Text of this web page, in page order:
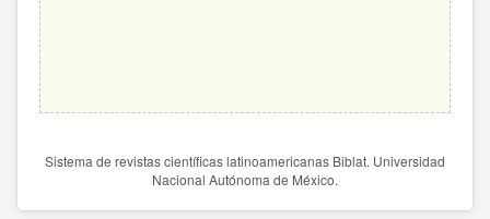
Sistema de revistas científicas latinoamericanas Biblat. Universidad
Nacional Autónoma de México.